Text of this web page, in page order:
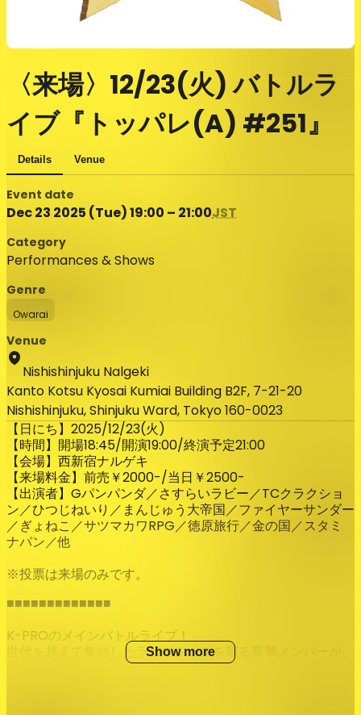
〈来場〉12/23(火) バトルラ
イブ『トッパレ(A) #251』
Details Venue
Event date
Dec 23 2025 (Tue) 19:00 – 21:00JST
Category
Performances & Shows
Genre
Owarai
Venue
Nishishinjuku Nalgeki
Kanto Kotsu Kyosai Kumiai Building B2F, 7-21-20
Nishishinjuku, Shinjuku Ward, Tokyo 160-0023
【日にち】2025/12/23(火)
【時間】開場18:45/開演19:00/終演予定21:00
【会場】西新宿ナルゲキ
【来場料金】前売￥2000-/当日￥2500-
【出演者】Gパンパンダ／さすらいラビー／TCクラクショ
ン／ひつじねいり／まんじゅう大帝国／ファイヤーサンダー
／ぎょねこ／サツマカワRPG／徳原旅行／金の国／スタミ
ナパン／他
※投票は来場のみです。
■■■■■■■■■■■■■
K-PROのメインバトルライブ！
世代を越えて集結したライブシーンを彩る豪華メンバーが、
最強の座を賭けて戦います！
Show more